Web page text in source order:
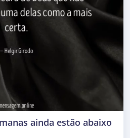
ainda estão abaixo